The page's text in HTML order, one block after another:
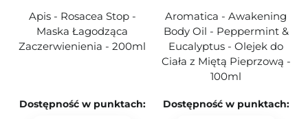
Apis - Rosacea Stop -
Maska Łagodząca
Zaczerwienienia - 200ml
Dostępność w punktach:
Aromatica - Awakening
Body Oil - Peppermint &
Eucalyptus - Olejek do
Ciała z Miętą Pieprzową -
100ml
Dostępność w punktach: